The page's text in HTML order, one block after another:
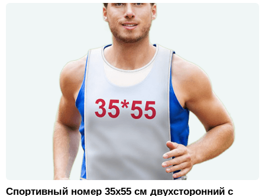
Спортивный номер 35х55 см двухсторонний с